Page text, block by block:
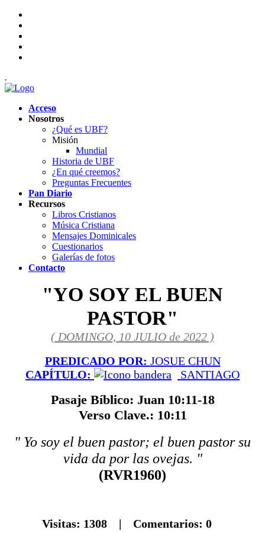
.
Acceso
Nosotros
¿Qué es UBF?
Misión
Mundial
Historia de UBF
¿En qué creemos?
Preguntas Frecuentes
Pan Diario
Recursos
Libros Cristianos
Música Cristiana
Mensajes Dominicales
Cuestionarios
Galerías de fotos
Contacto
"YO SOY EL BUEN
PASTOR"
( DOMINGO, 10 JULIO de 2022 )
PREDICADO POR: JOSUE CHUN
CAPÍTULO:
SANTIAGO
Pasaje Bíblico: Juan 10:11-18
Verso Clave.: 10:11
" Yo soy el buen pastor; el buen pastor su
vida da por las ovejas. "
(RVR1960)
Visitas: 1308 | Comentarios: 0